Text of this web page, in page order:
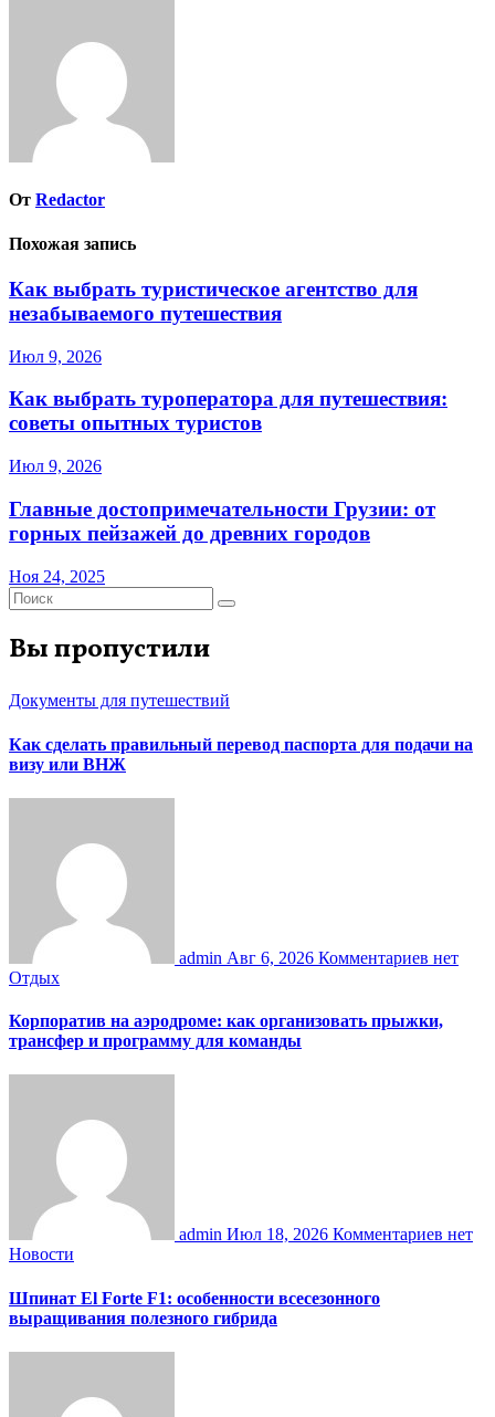
От Redactor
Похожая запись
Как выбрать туристическое агентство для
незабываемого путешествия
Июл 9, 2026
Как выбрать туроператора для путешествия:
советы опытных туристов
Июл 9, 2026
Главные достопримечательности Грузии: от
горных пейзажей до древних городов
Ноя 24, 2025
Вы пропустили
Документы для путешествий
Как сделать правильный перевод паспорта для подачи на
визу или ВНЖ
admin Авг 6, 2026 Комментариев нет
Отдых
Корпоратив на аэродроме: как организовать прыжки,
трансфер и программу для команды
admin Июл 18, 2026 Комментариев нет
Новости
Шпинат El Forte F1: особенности всесезонного
выращивания полезного гибрида